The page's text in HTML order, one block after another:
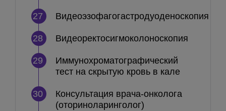
27 Видеоэзофагогастродуоденоскопия
28 Видеоректосигмоколоноскопия
29
Иммунохроматографический
тест на скрытую кровь в кале
30
Консультация врача-онколога
(оториноларинголог)